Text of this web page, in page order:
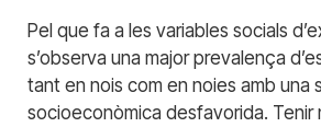
Pel que fa a les variables socials
s’observa una major prevalença
tant en nois com en noies amb una
socioeconòmica desfavorida. Tenir